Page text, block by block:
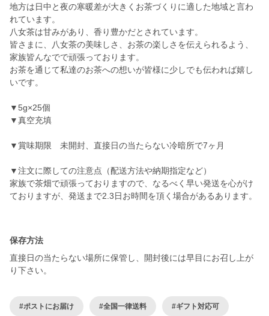
地方は日中と夜の寒暖差が大きくお茶づくりに適した地域と言わ
れています。
八女茶は甘みがあり、香り豊かだとされています。
皆さまに、八女茶の美味しさ、お茶の楽しさを伝えられるよう、
家族皆んなでで頑張っております。
お茶を通じて私達のお茶への想いが皆様に少しでも伝われば嬉し
いです。
▼5g×25個
▼真空充填
▼賞味期限 未開封、直接日の当たらない冷暗所で7ヶ月
▼注文に際しての注意点（配送方法や納期指定など）
家族で茶畑で頑張っておりますので、なるべく早い発送を心がけ
ておりますが、発送まで2.3日お時間を頂く場合があるあります。
保存方法
直接日の当たらない場所に保管し、開封後には早目にお召し上が
り下さい。
#ポストにお届け #全国一律送料 #ギフト対応可